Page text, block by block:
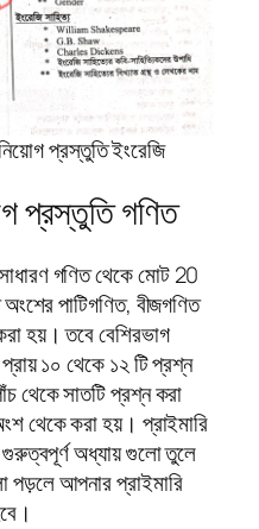
প্রস্তুতি ইংরেজি
প্রস্তুতি গণিত
গণিত থেকে মোট 20
পাটিগণিত, বীজগণিত
হয়। তবে বেশিরভাগ
১০ থেকে ১২ টি প্রশ্ন
থেকে সাতটি প্রশ্ন করা
থেকে করা হয়। প্রাইমারি
গুরুত্বপূর্ণ অধ্যায় গুলো তুলে
আপনার প্রাইমারি